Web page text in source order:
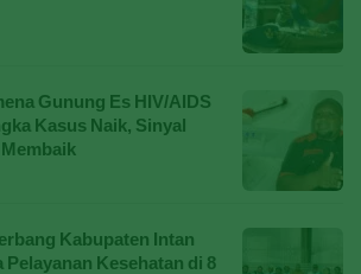
Gunung Es HIV/AIDS
Kasus Naik, Sinyal
Kabupaten Intan
Pelayanan Kesehatan di 8